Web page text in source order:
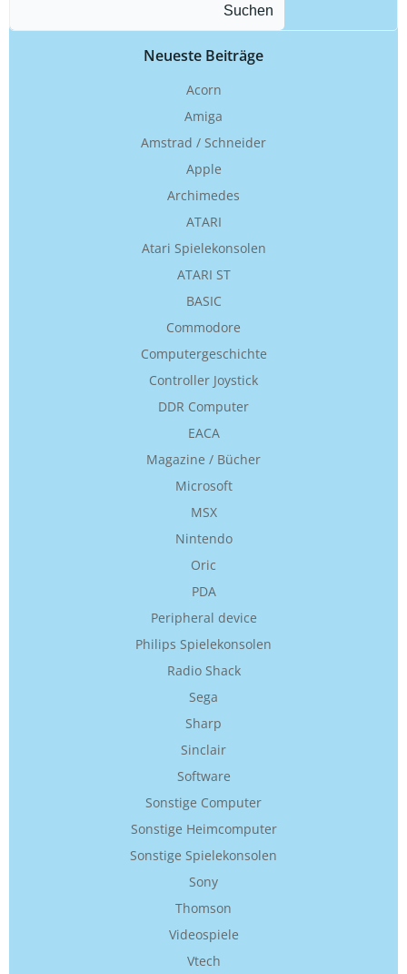
Suchen
Neueste Beiträge
Acorn
Amiga
Amstrad / Schneider
Apple
Archimedes
ATARI
Atari Spielekonsolen
ATARI ST
BASIC
Commodore
Computergeschichte
Controller Joystick
DDR Computer
EACA
Magazine / Bücher
Microsoft
MSX
Nintendo
Oric
PDA
Peripheral device
Philips Spielekonsolen
Radio Shack
Sega
Sharp
Sinclair
Software
Sonstige Computer
Sonstige Heimcomputer
Sonstige Spielekonsolen
Sony
Thomson
Videospiele
Vtech